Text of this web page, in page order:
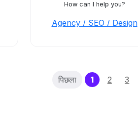
How can I help you?
Agency / SEO / Design
पिछला 1(current)
2 3